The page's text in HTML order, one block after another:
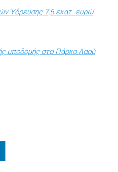
Ύδρευσης 7,6 εκατ. ευρώ
υποδομής στο Πάρκο Λαού